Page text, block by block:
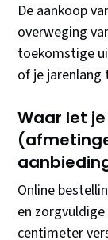
De aankoop
overweging
toekomstige
of je jarenlang
Waar let
Online
en
centimeter